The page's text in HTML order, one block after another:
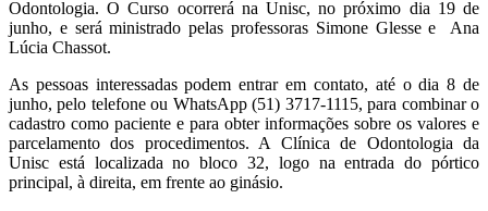
Odontologia. O Curso ocorrerá na Unisc, no próximo dia 19 de
junho, e será ministrado pelas professoras Simone Glesse e Ana
Lúcia Chassot.
As pessoas interessadas podem entrar em contato, até o dia 8 de
junho, pelo telefone ou WhatsApp (51) 3717-1115, para combinar o
cadastro como paciente e para obter informações sobre os valores e
parcelamento dos procedimentos. A Clínica de Odontologia da
Unisc está localizada no bloco 32, logo na entrada do pórtico
principal, à direita, em frente ao ginásio.